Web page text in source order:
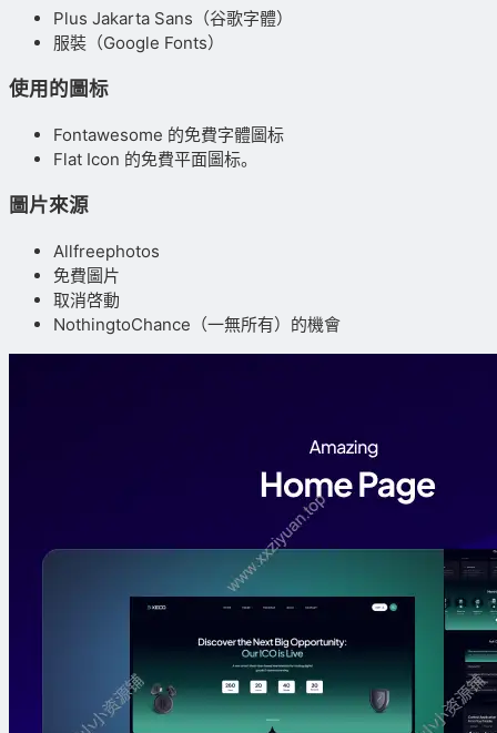
Plus Jakarta Sans（谷歌字體）
服裝（Google Fonts）
使用的圖标
Fontawesome 的免費字體圖标
Flat Icon 的免費平面圖标。
圖片來源
Allfreephotos
免費圖片
取消啓動
NothingtoChance（一無所有）的機會